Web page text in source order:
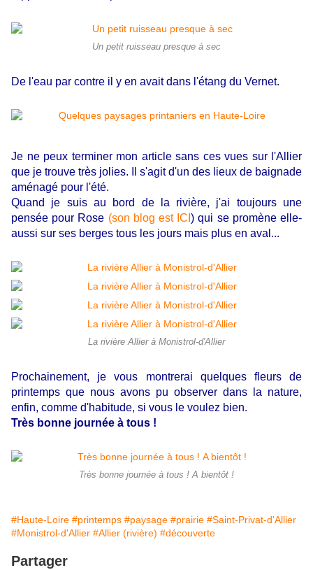
Un petit ruisseau presque à sec
De l'eau par contre il y en avait dans l'étang du Vernet.
Je ne peux terminer mon article sans ces vues sur l'Allier
que je trouve très jolies. Il s'agit d'un des lieux de baignade
aménagé pour l'été.
Quand je suis au bord de la rivière, j'ai toujours une
pensée pour Rose (son blog est ICI) qui se promène elle-
aussi sur ses berges tous les jours mais plus en aval...
La rivière Allier à Monistrol-d'Allier
Prochainement, je vous montrerai quelques fleurs de
printemps que nous avons pu observer dans la nature,
enfin, comme d'habitude, si vous le voulez bien.
Très bonne journée à tous !
Très bonne journée à tous ! A bientôt !
#Haute-Loire #printemps #paysage #prairie #Saint-Privat-d'Allier
#Monistrol-d'Allier #Allier (rivière) #découverte
Partager